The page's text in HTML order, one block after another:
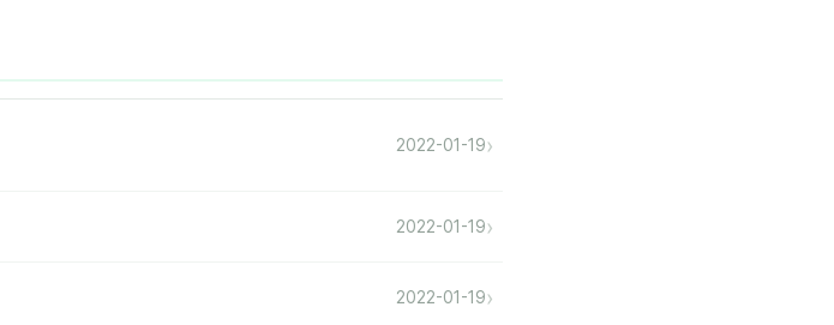
2022-01-19›
2022-01-19›
2022-01-19›